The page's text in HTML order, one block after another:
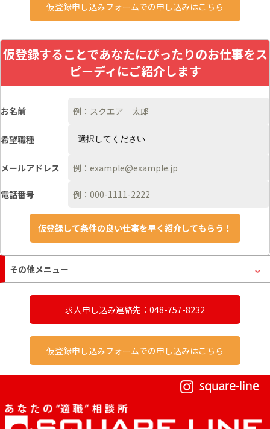
仮登録申し込みフォームでの申し込みはこちら
仮登録することであなたにぴったりのお仕事をス
ピーディにご紹介します
お名前
希望職種
メールアドレス
電話番号
その他メニュー
求人申し込み連絡先：048-757-8232
仮登録申し込みフォームでの申し込みはこちら